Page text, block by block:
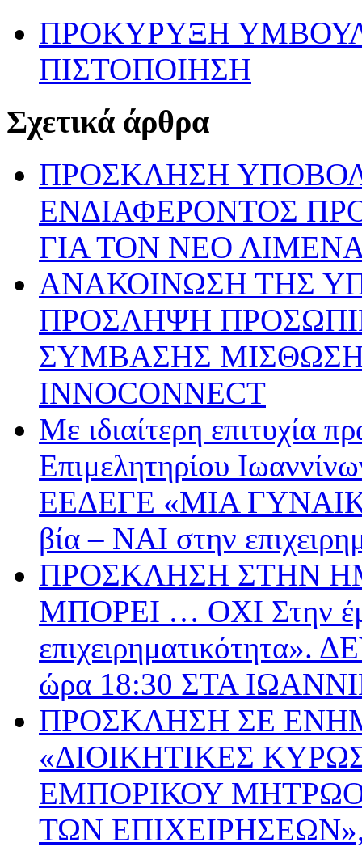
ΠΡΟΚΥΡΥΞΗ
ΠΙΣΤΟΠΟΙΗΣΗ
Σχετικά άρθρα
ΠΡΟΣΚΛΗΣΗ
ΕΝΔΙΑΦΕΡΟΝΤΟΣ
ΓΙΑ ΤΟΝ ΝΕΟ
ΑΝΑΚΟΙΝΩΣΗ ΤΗΣ
ΠΡΟΣΛΗΨΗ
ΣΥΜΒΑΣΗΣ
INNOCONNECT
Με ιδιαίτερη επιτυχία
Επιμελητηρίου
ΕΕΔΕΓΕ «ΜΙΑ
βία – ΝΑΙ στην
ΠΡΟΣΚΛΗΣΗ ΣΤΗΝ
ΜΠΟΡΕΙ … ΟΧΙ Στην
ώρα 18:30 ΣΤΑ
ΠΡΟΣΚΛΗΣΗ ΣΕ
«ΔΙΟΙΚΗΤΙΚΕΣ
ΕΜΠΟΡΙΚΟΥ
ΤΩΝ